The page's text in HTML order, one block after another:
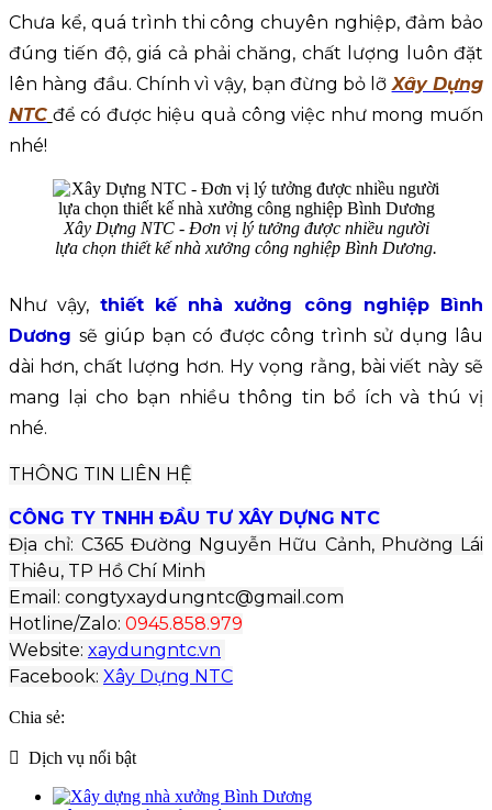
Chưa kể, quá trình thi công chuyên nghiệp, đảm bảo
đúng tiến độ, giá cả phải chăng, chất lượng luôn đặt
lên hàng đầu. Chính vì vậy, bạn đừng bỏ lỡ Xây Dựng
NTC để có được hiệu quả công việc như mong muốn
nhé!
Xây Dựng NTC - Đơn vị lý tưởng được nhiều người
lựa chọn thiết kế nhà xưởng công nghiệp Bình Dương.
Như vậy, thiết kế nhà xưởng công nghiệp Bình
Dương sẽ giúp bạn có được công trình sử dụng lâu
dài hơn, chất lượng hơn. Hy vọng rằng, bài viết này sẽ
mang lại cho bạn nhiều thông tin bổ ích và thú vị
nhé.
THÔNG TIN LIÊN HỆ
CÔNG TY TNHH ĐẦU TƯ XÂY DỰNG NTC
Địa chỉ: C365 Đường Nguyễn Hữu Cảnh, Phường Lái
Thiêu, TP Hồ Chí Minh
Email: congtyxaydungntc@gmail.com
Hotline/Zalo: 0945.858.979
Website: xaydungntc.vn
Facebook: Xây Dựng NTC
Chia sẻ:
Dịch vụ nổi bật